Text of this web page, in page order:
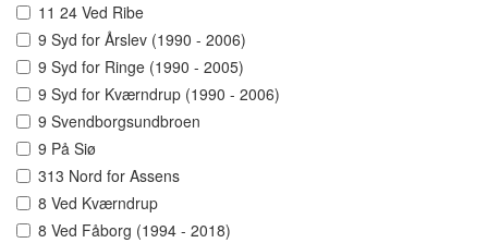
11 24 Ved Ribe
9 Syd for Årslev (1990 - 2006)
9 Syd for Ringe (1990 - 2005)
9 Syd for Kværndrup (1990 - 2006)
9 Svendborgsundbroen
9 På Siø
313 Nord for Assens
8 Ved Kværndrup
8 Ved Fåborg (1994 - 2018)